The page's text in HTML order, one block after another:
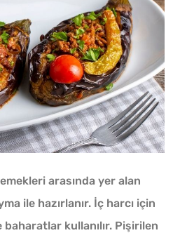
arasında yer alan
ile hazırlanır. İç harcı için
kullanılır. Pişirilen